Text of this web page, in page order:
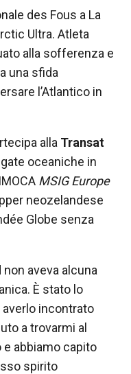
des Fous a La
Ultra. Atleta
alla sofferenza e
una sfida
l’Atlantico in
alla Transat
oceaniche in
MSIG Europe
neozelandese
Globe senza
aveva alcuna
È stato lo
incontrato
a trovarmi al
e abbiamo capito
spirito